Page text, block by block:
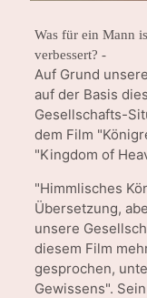
Was für ein Mann
verbessert? -
Auf Grund
auf der Basis
Gesellschafts-
dem Film
"Kingdom of
"Himmlisches
Übersetzung,
unsere
diesem Film
gesprochen,
Gewissens".